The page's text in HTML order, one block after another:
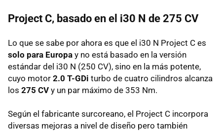
Project C, basado en el i30 N de 275 CV
Lo que se sabe por ahora es que el i30 N Project C es
solo para Europa y no está basado en la versión
estándar del i30 N (250 CV), sino en la más potente,
cuyo motor 2.0 T-GDi turbo de cuatro cilindros alcanza
los 275 CV y un par máximo de 353 Nm.
Según el fabricante surcoreano, el Project C incorpora
diversas mejoras a nivel de diseño pero también